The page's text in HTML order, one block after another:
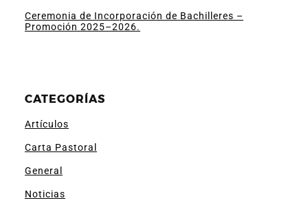
Ceremonia de Incorporación de Bachilleres –
Promoción 2025–2026.
CATEGORÍAS
Artículos
Carta Pastoral
General
Noticias